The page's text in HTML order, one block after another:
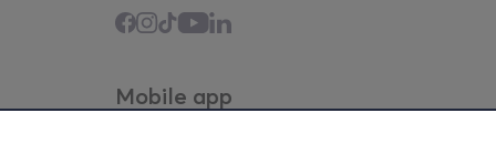
Mobile app